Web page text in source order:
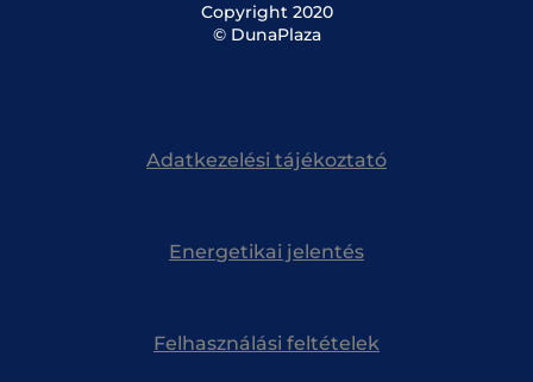
Copyright 2020
© DunaPlaza
Adatkezelési tájékoztató
Energetikai jelentés
Felhasználási feltételek